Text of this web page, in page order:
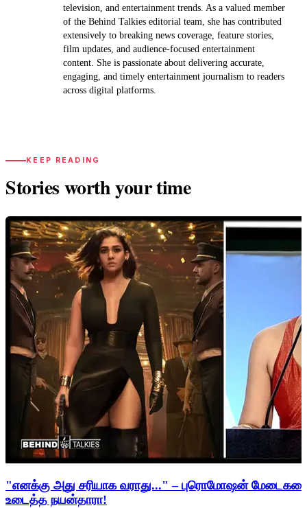
television, and entertainment trends. As a valued member
of the Behind Talkies editorial team, she has contributed
extensively to breaking news coverage, feature stories,
film updates, and audience-focused entertainment
content. She is passionate about delivering accurate,
engaging, and timely entertainment journalism to readers
across digital platforms.
KEEP READING
Stories worth your time
"எனக்கு அது சரியாக வராது..." – புரொமோஷன்
உடைத்த நயன்தாரா!